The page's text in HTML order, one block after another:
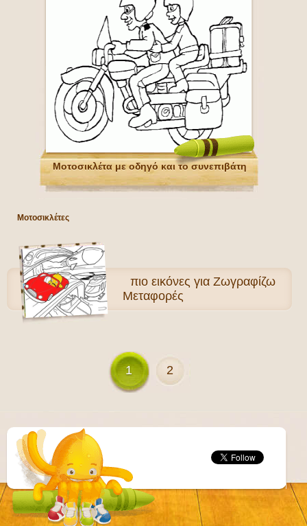
Μοτοσικλέτα με οδηγό και το συνεπιβάτη
Μοτοσικλέτες
πιο εικόνες για Ζωγραφίζω
Μεταφορές
1 2